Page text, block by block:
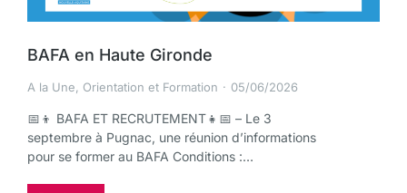
BAFA en Haute Gironde
A la Une, Orientation et Formation 05/06/2026
📅👦 BAFA ET RECRUTEMENT👧📅 – Le 3
septembre à Pugnac, une réunion d’informations
pour se former au BAFA Conditions :…